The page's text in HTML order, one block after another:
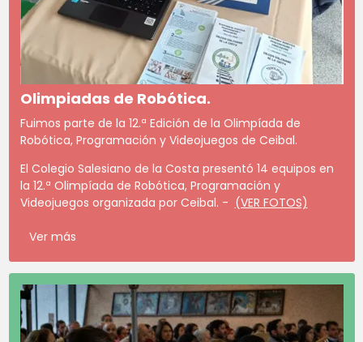
Olimpiadas de Robótica.
Fuimos parte de la 12.ª Edición de la Olimpíada de
Robótica, Programación y Videojuegos de Ceibal.
El Colegio Salesiano de la Costa presentó 14 equipos en
la 12.ª Olimpíada de Robótica, Programación y
Videojuegos organizada por Ceibal. - (VER FOTOS)
Ver más